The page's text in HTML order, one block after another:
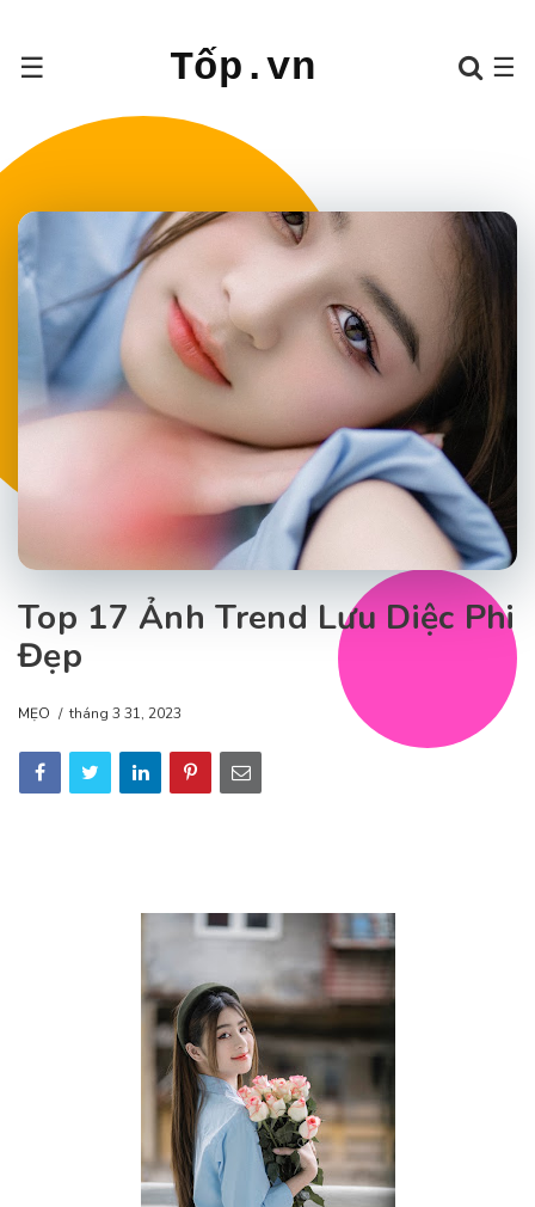
Tốp.vn
☰ ☰
Top 17 Ảnh Trend Lưu Diệc Phi
Đẹp
MẸO tháng 3 31, 2023